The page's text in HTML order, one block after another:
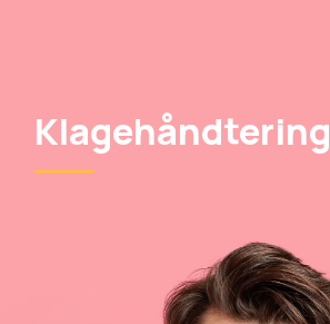
Klagehåndtering